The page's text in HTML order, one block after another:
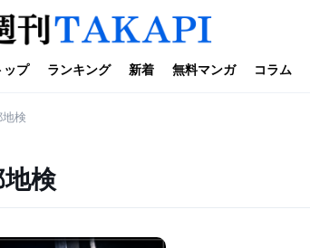
ップ ランキング 新着 無料マンガ コラム
検
検